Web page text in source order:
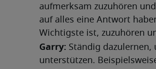
aufmerksam zuzuhören
auf alles eine Antwort
Wichtigste ist, zuzuhören
Garry: Ständig dazulernen,
unterstützen.